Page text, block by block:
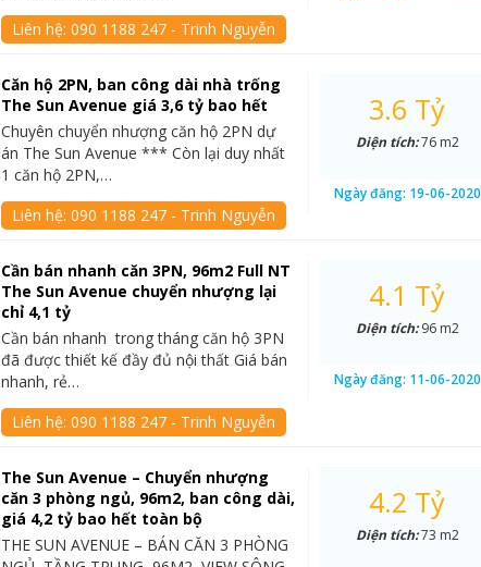
Liên hệ:090 1188 247 - Trinh Nguyễn
Căn hộ 2PN, ban công dài nhà trống
The Sun Avenue giá 3,6 tỷ bao hết
Chuyên chuyển nhượng căn hộ 2PN dự
án The Sun Avenue *** Còn lại duy nhất
1 căn hộ 2PN,…
Liên hệ:090 1188 247 - Trinh Nguyễn
3.6 Tỷ
Diện tích:76 m2
Ngày đăng: 19-06-2020
Cần bán nhanh căn 3PN, 96m2 Full NT
The Sun Avenue chuyển nhượng lại
chỉ 4,1 tỷ
Cần bán nhanh trong tháng căn hộ 3PN
đã được thiết kế đầy đủ nội thất Giá bán
nhanh, rẻ…
Liên hệ:090 1188 247 - Trinh Nguyễn
4.1 Tỷ
Diện tích:96 m2
Ngày đăng: 11-06-2020
The Sun Avenue – Chuyển nhượng
căn 3 phòng ngủ, 96m2, ban công dài,
giá 4,2 tỷ bao hết toàn bộ
THE SUN AVENUE – BÁN CĂN 3 PHÒNG
4.2 Tỷ
Diện tích:73 m2